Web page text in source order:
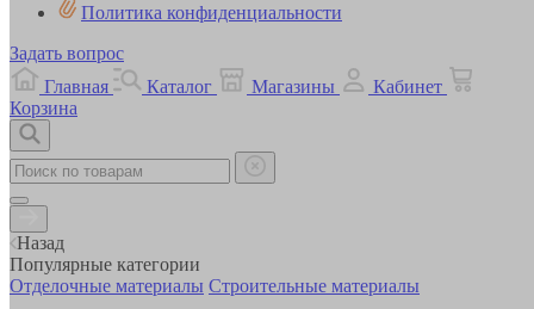
Политика конфиденциальности
Задать вопрос
Главная
Каталог Магазины
Кабинет
Корзина
Назад
Популярные категории
Отделочные материалы Строительные материалы